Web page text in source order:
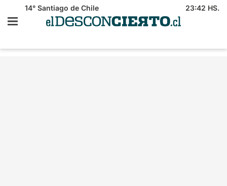
14° Santiago de Chile 23:42 HS.